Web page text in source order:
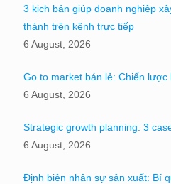
3 kịch bản giúp doanh nghiệp
thành trên kênh trực tiếp
6 August, 2026
Go to market bán lẻ: Chiến lược
6 August, 2026
Strategic growth planning: 3
6 August, 2026
Định biên nhân sự sản xuất: Bí